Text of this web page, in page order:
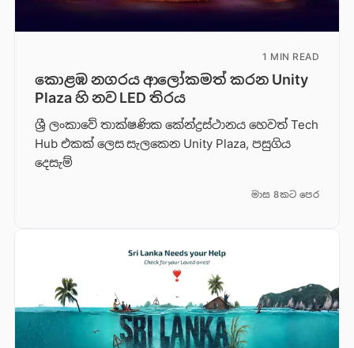
1 MIN READ
කොළඹ නගරය ආලෝකමත් කරන Unity
Plaza හි නව LED තිරය
ශ්‍රී ලංකාවේ තාක්ෂණික කේන්ද්‍රස්ථානය හෙවත් Tech
Hub එකක් ලෙස සැලකෙන Unity Plaza, පසුගිය
දෙසැම්
මාස 8කට පෙර